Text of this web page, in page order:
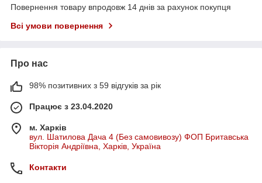
Повернення товару впродовж 14 днів за рахунок покупця
Всі умови повернення
Про нас
98% позитивних з 59 відгуків за рік
Працює з 23.04.2020
м. Харків
вул. Шатилова Дача 4 (Без самовивозу) ФОП Бритавська
Вікторія Андріївна, Харків, Україна
Контакти